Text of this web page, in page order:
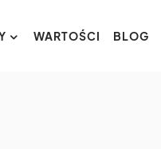
WARTOŚCI BLOG